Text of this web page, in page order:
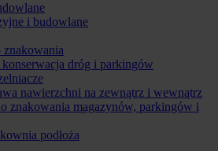
i budowlane
znakowania
dróg i parkingów
nawierzchni na zewnątrz i wewnątrz
znakowania magazynów, parkingów i
podłoża